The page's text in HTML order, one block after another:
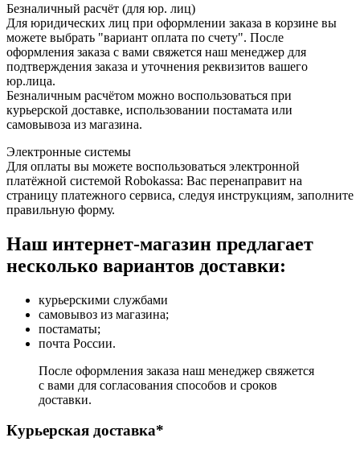
Безналичный расчёт (для юр. лиц)
Для юридических лиц при оформлении заказа в корзине вы
можете выбрать "вариант оплата по счету". После
оформления заказа с вами свяжется наш менеджер для
подтверждения заказа и уточнения реквизитов вашего
юр.лица.
Безналичным расчётом можно воспользоваться при
курьерской доставке, использовании постамата или
самовывоза из магазина.
Электронные системы
Для оплаты вы можете воспользоваться электронной
платёжной системой Robokassa: Вас перенаправит на
страницу платежного сервиса, следуя инструкциям, заполните
правильную форму.
Наш интернет-магазин предлагает
несколько вариантов доставки:
курьерскими службами
самовывоз из магазина;
постаматы;
почта России.
После оформления заказа наш менеджер свяжется
с вами для согласования способов и сроков
доставки.
Курьерская доставка*